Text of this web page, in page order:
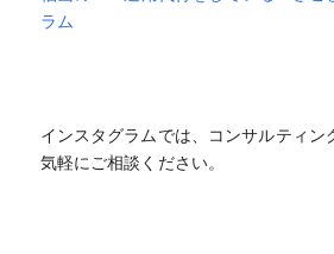
ラム
インスタグラムでは、コンサルティン
気軽にご相談ください。